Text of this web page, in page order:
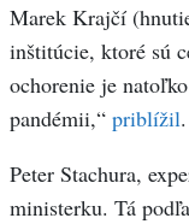
Marek Krajčí
inštitúcie, ktoré sú
ochorenie je
pandémii,“ priblížil.
Peter Stachura,
ministerku. Tá